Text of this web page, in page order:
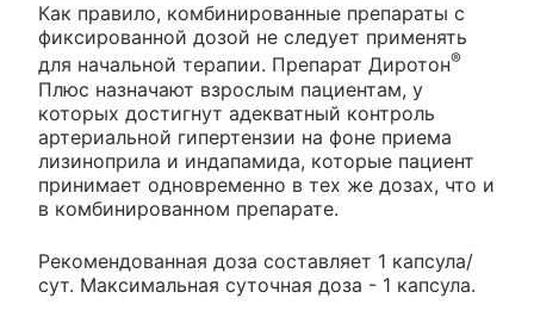
Как правило, комбинированные препараты с
фиксированной дозой не следует применять
для начальной терапии. Препарат Диротон®
Плюс назначают взрослым пациентам, у
которых достигнут адекватный контроль
артериальной гипертензии на фоне приема
лизиноприла и индапамида, которые пациент
принимает одновременно в тех же дозах, что и
в комбинированном препарате.
Рекомендованная доза составляет 1 капсула/
сут. Максимальная суточная доза - 1 капсула.